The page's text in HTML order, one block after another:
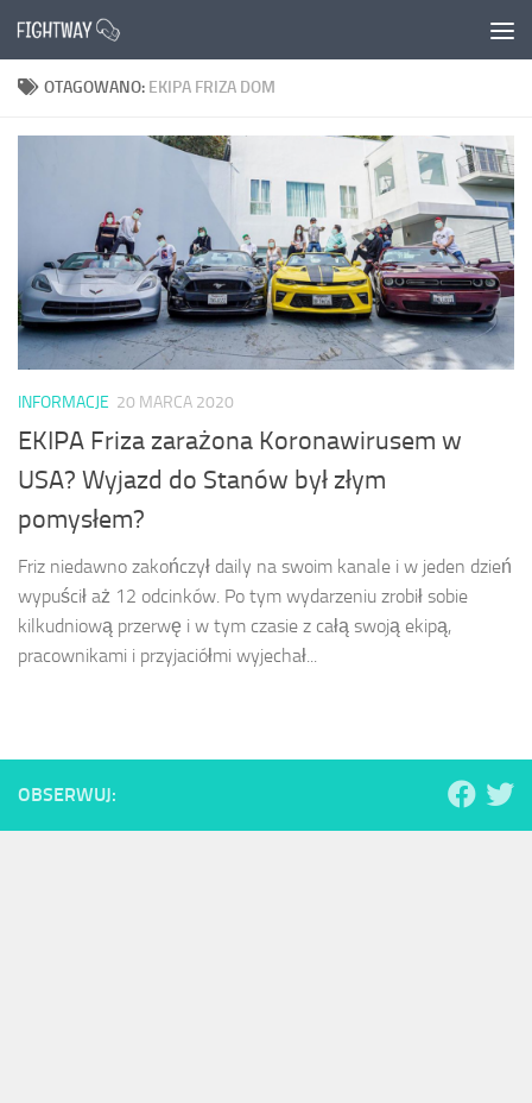
Przejdź do treści
OTAGOWANO: EKIPA FRIZA DOM
INFORMACJE 20 MARCA 2020
EKIPA Friza zarażona Koronawirusem w
USA? Wyjazd do Stanów był złym
pomysłem?
Friz niedawno zakończył daily na swoim kanale i w jeden dzień
wypuścił aż 12 odcinków. Po tym wydarzeniu zrobił sobie
kilkudniową przerwę i w tym czasie z całą swoją ekipą,
pracownikami i przyjaciółmi wyjechał...
OBSERWUJ: